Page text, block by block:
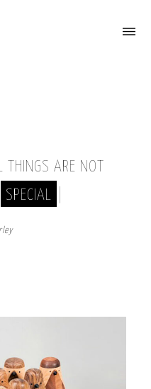
Attiva/Disattiva il menù
THINGS ARE NOT
SPECIAL